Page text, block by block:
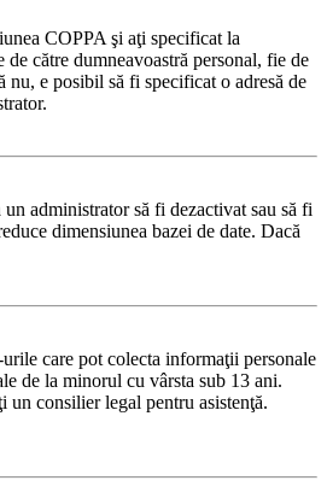
COPPA şi aţi specificat la
către dumneavoastră personal, fie de
e posibil să fi specificat o adresă de
administrator să fi dezactivat sau să fi
dimensiunea bazei de date. Dacă
care pot colecta informaţii personale
de la minorul cu vârsta sub 13 ani.
un consilier legal pentru asistenţă.